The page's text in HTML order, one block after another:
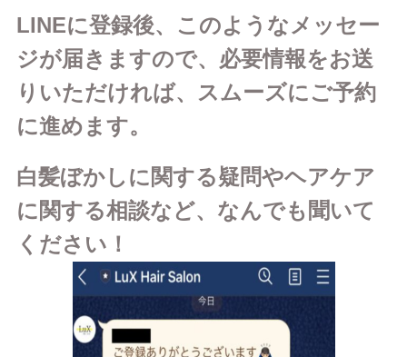
LINEに登録後、このようなメッセー
ジが届きますので、必要情報をお送
りいただければ、スムーズにご予約
に進めます。
白髪ぼかしに関する疑問やヘアケア
に関する相談など、なんでも聞いて
ください！